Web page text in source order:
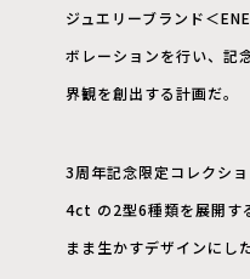
ジュエリーブランド＜
ボレーションを行い、記
界観を創出する計画だ。
3周年記念限定コレクシ
4ct の2型6種類を展開す
まま生かすデザインにし